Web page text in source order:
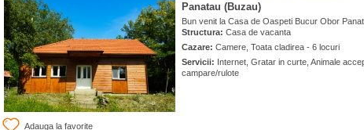
Adauga la favorite
Panatau (Buzau)
Bun venit la Casa de Oaspeti Bucur Obor
Structura: Casa de vacanta
Cazare: Camere, Toata cladirea - 6 locuri
Servicii: Internet, Gratar in curte, Animale
campare/rulote